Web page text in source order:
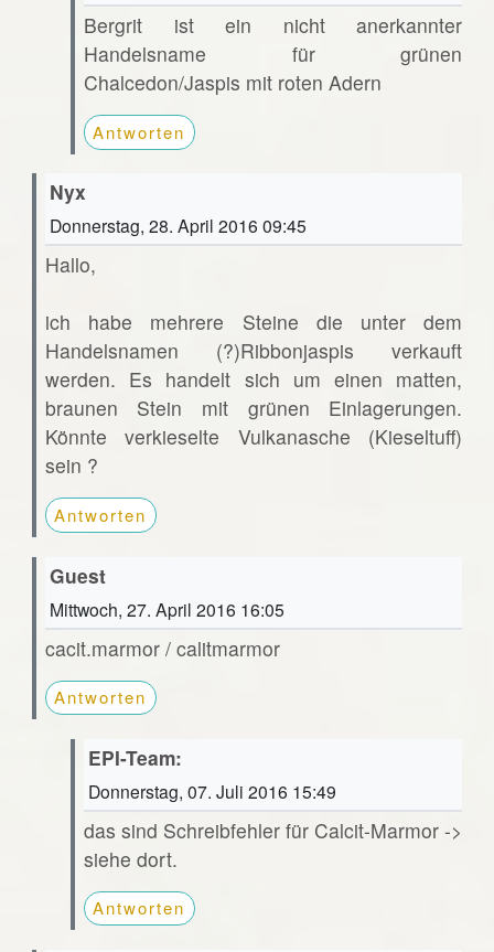
Bergrit ist ein nicht anerkannter
Handelsname für grünen
Chalcedon/Jaspis mit roten Adern
Antworten
Nyx
Donnerstag, 28. April 2016 09:45
Hallo,
ich habe mehrere Steine die unter dem
Handelsnamen (?)Ribbonjaspis verkauft
werden. Es handelt sich um einen matten,
braunen Stein mit grünen Einlagerungen.
Könnte verkieselte Vulkanasche (Kieseltuff)
sein ?
Antworten
Guest
Mittwoch, 27. April 2016 16:05
cacit.marmor / calitmarmor
Antworten
EPI-Team:
Donnerstag, 07. Juli 2016 15:49
das sind Schreibfehler für Calcit-Marmor ->
siehe dort.
Antworten